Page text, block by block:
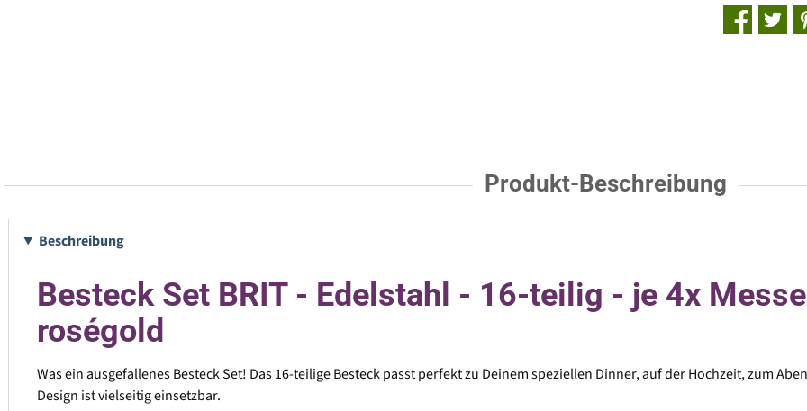
Produkt-Beschreibung
Beschreibung
Besteck Set BRIT - Edelstahl - 16-teilig - je 4x
roségold
Was ein ausgefallenes Besteck Set! Das 16-teilige Besteck passt perfekt zu Deinem speziellen Dinner, auf der Hochzeit, zum
Design ist vielseitig einsetzbar.